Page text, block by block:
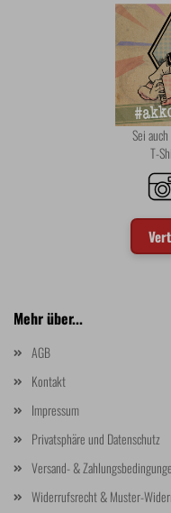
Sei
T-
Mehr über...
AGB
Kontakt
Impressum
Privatsphäre und Datenschutz
Versand- &
Widerrufsrecht & Muster-